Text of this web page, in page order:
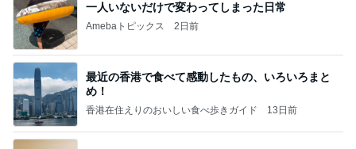
一人いないだけで変わってしまった日常
Amebaトピックス 2日前
最近の香港で食べて感動したもの、いろいろまと
め！
香港在住えりのおいしい食べ歩きガイド 13日前